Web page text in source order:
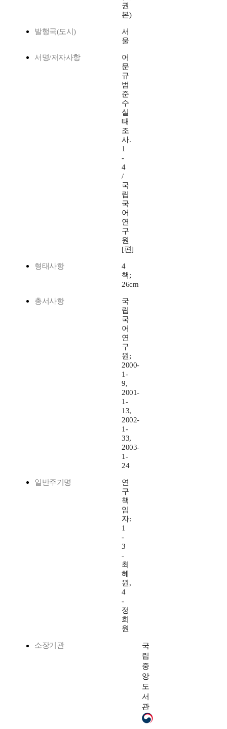
권
본)
발행국(도시)
서
울
서명/저자사항
어
문
규
범
준
수
실
태
조
사.
1
-
4
/
국
립
국
어
연
구
원
[편]
형태사항
4
책;
26cm
총서사항
국
립
국
어
연
구
원;
2000-
1-
9,
2001-
1-
13,
2002-
1-
33,
2003-
1-
24
일반주기명
연
구
책
임
자:
1
-
3
-
최
혜
원,
4
-
정
희
원
소장기관
국
립
중
앙
도
서
관